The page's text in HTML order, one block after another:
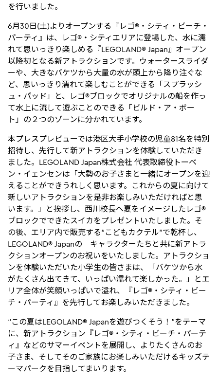
を行いました。
6月30日(土)よりオープンする『レゴ®・シティ・ビーチ・
パーティ』は、レゴ®・シティエリアに登場した、水に濡
れて思いっきり楽しめる『LEGOLAND® Japan』オープン
以降初となる新アトラクションです。ウォータースライダ
ーや、大きなバケツから大量の水が頭上から降り注ぐな
ど、思いっきり濡れて楽しむことができる「スプラッシ
ュ・パッド」と、レゴ®ブロックでオリジナルの船を作っ
て水上に流して遊ぶことのできる「ビルド・ア・ボー
ト」の２つのゾーンに分かれています。
本プレスプレビューでは港区大手小学校の児童81名を特別
招待し、先行して新アトラクションを体験していただき
ました。LEGOLAND Japan株式会社 代表取締役トーベ
ン・イェンセンは「大勢のお子さまと一緒にオープンを迎
えることができうれしく思います。これからの夏に向けて
新しいアトラクションを是非お楽しみいただければと思
います。」と挨拶し、西川校長へ夏をイメージしたレゴ®
ブロックでできたスイカをプレゼントいたしました。そ
の後、エリア内で販売する“こどもカクテル”で乾杯し、
LEGOLAND® Japanの キャラクターたちと共に新アトラ
クションオープンのお祝いをいたしました。アトラクショ
ンを体験いただいた小学生の皆さまは、「バケツから水
がたくさん出てきて、いっぱい濡れて楽しかった。」とエ
リア全体が笑顔いっぱいで溢れ、『レゴ®・シティ・ビー
チ・パーティ』を先行してお楽しみいただきました。
“この夏はLEGOLAND® Japanを遊びつくそう！”をテーマ
に、新アトラクション『レゴ®・シティ・ビーチ・パーテ
ィ』などのサマーイベントを展開し、よりたくさんのお
子さま、そしてそのご家族にお楽しみいただけるキッズテ
ーマパークを目指してまいります。